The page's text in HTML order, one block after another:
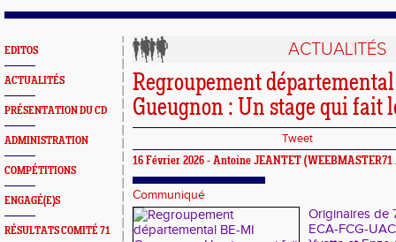
EDITOS
ACTUALITÉS
PRÉSENTATION DU CD
ADMINISTRATION
COMPÉTITIONS
ENGAGÉ(E)S
RÉSULTATS COMITÉ 71
ACTUALITÉS
Regroupement
Gueugnon : Un stage qui fait
Tweet
16 Février 2026 - Antoine JEANTET
Communiqué
Originaires de
ECA-FCG-